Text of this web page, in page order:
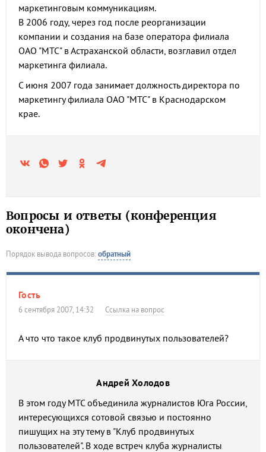
маркетинговым коммуникациям.
В 2006 году, через год после реорганизации
компании и создания на базе оператора филиала
ОАО "МТС" в Астраханской области, возглавил отдел
маркетинга филиала.
С июня 2007 года занимает должность директора по
маркетингу филиала ОАО "МТС" в Краснодарском
крае.
Вопросы и ответы (конференция
окончена)
Порядок вывода вопросов:обратный
Гость
6 сентября 2007, 14:32 Ссылка на вопрос
А что что такое клуб продвинутых пользователей?
Андрей Холодов
В этом году МТС объединила журналистов Юга России,
интересующихся сотовой связью и постоянно
пишущих на эту тему в "Клуб продвинутых
пользователей". В ходе встреч клуба журналисты